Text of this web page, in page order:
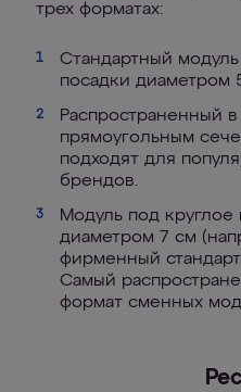
трех форматах:
1
Стандартный
посадки диаметром
2
Распространенный
прямоугольным
подходят для
брендов.
3
Модуль под круглое
диаметром 7 см
фирменный
Самый
формат сменных